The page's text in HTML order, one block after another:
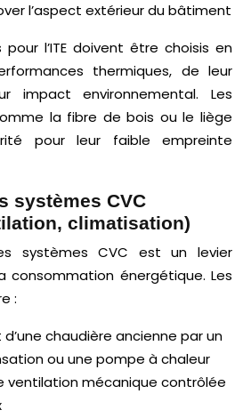
l’aspect extérieur du bâtiment
l’ITE doivent être choisis en
thermiques, de leur
impact environnemental. Les
la fibre de bois ou le liège
pour leur faible empreinte
systèmes CVC
climatisation)
systèmes CVC est un levier
consommation énergétique. Les
:
chaudière ancienne par un
ou une pompe à chaleur
ventilation mécanique contrôlée